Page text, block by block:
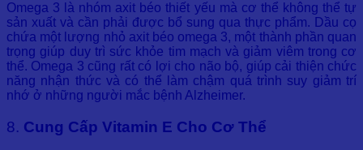
Omega 3 là nhóm axit béo thiết yếu mà cơ thể không thể tự
sản xuất và cần phải được bổ sung qua thực phẩm. Dầu cọ
chứa một lượng nhỏ axit béo omega 3, một thành phần quan
trọng giúp duy trì sức khỏe tim mạch và giảm viêm trong cơ
thể. Omega 3 cũng rất có lợi cho não bộ, giúp cải thiện chức
năng nhận thức và có thể làm chậm quá trình suy giảm trí
nhớ ở những người mắc bệnh Alzheimer.
8. Cung Cấp Vitamin E Cho Cơ Thể